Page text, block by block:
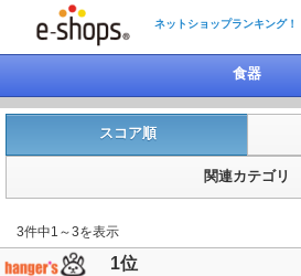
ネットショップランキング！
食器
スコア順
関連カテゴリ
3件中1～3を表示
1位